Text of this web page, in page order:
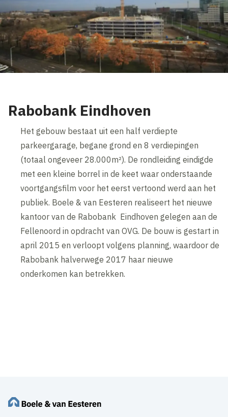
Rabobank Eindhoven
Het gebouw bestaat uit een half verdiepte
parkeergarage, begane grond en 8 verdiepingen
(totaal ongeveer 28.000m²). De rondleiding eindigde
met een kleine borrel in de keet waar onderstaande
voortgangsfilm voor het eerst vertoond werd aan het
publiek. Boele & van Eesteren realiseert het nieuwe
kantoor van de Rabobank Eindhoven gelegen aan de
Fellenoord in opdracht van OVG. De bouw is gestart in
april 2015 en verloopt volgens planning, waardoor de
Rabobank halverwege 2017 haar nieuwe
onderkomen kan betrekken.